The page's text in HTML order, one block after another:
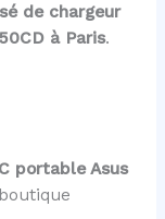
de chargeur
à Paris.
portable Asus